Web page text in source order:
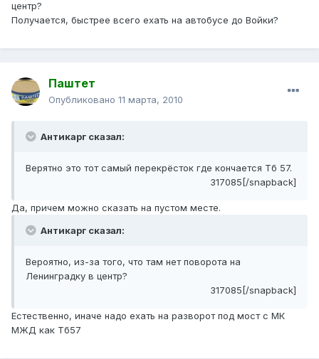
центр?
Получается, быстрее всего ехать на автобусе до Войки?
Паштет
Опубликовано 11 марта, 2010
Антикарг сказал:
Верятно это тот самый перекрёсток где кончается Тб 57.
317085[/snapback]
Да, причем можно сказать на пустом месте.
Антикарг сказал:
Вероятно, из-за того, что там нет поворота на
Ленинградку в центр?
317085[/snapback]
Естественно, иначе надо ехать на разворот под мост с МК
МЖД как Тб57